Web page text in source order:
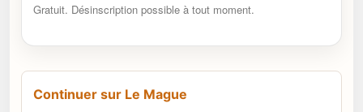
Gratuit. Désinscription possible à tout moment.
Continuer sur Le Mague